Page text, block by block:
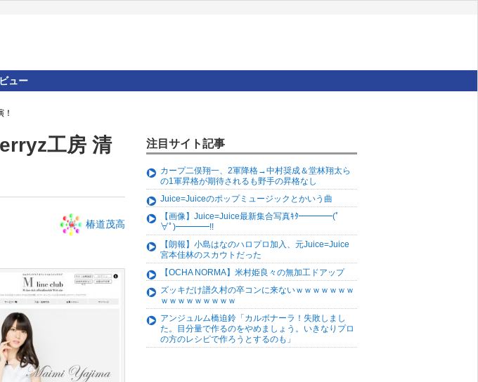
ュー
工房 清
椿道茂高
注目サイト記事
カープ二俣翔一、2軍降格→中村奨成＆堂林翔太ら
の1軍昇格が期待されるも野手の昇格なし
Juice=Juiceのポップミュージックとかいう曲
【画像】Juice=Juice最新集合写真ｷﾀ━━━━(ﾟ
∀ﾟ)━━━━!!
【朗報】小島はなのハロプロ加入、元Juice=Juice
宮本佳林のスカウトだった
【OCHA NORMA】米村姫良々の無加工ドアップ
ズッキだけ譜久村の卒コンに来ないｗｗｗｗｗｗｗ
ｗｗｗｗｗｗｗｗｗ
アンジュルム橋迫鈴「カルボナーラ！失敗しまし
た。目分量で作るのをやめましょう。いきなりプロ
の方のレシピで作ろうとするのも」